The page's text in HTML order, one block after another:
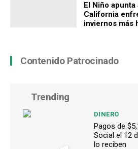
El Niño
California
inviernos más
Contenido Patrocinado
Trending
DINERO
Pagos de
Social el 12
lo reciben